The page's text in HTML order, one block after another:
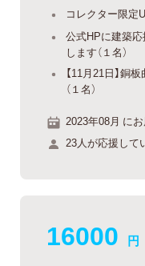
コレクター限定
公式HPに建築
します（１名）
【11月21日】銅
（１名）
2023年08月 に
23人が応援して
16000 円